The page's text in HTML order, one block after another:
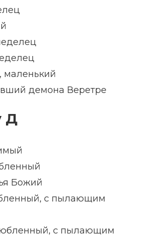
маленький
демона Веретре
Д
Божий
с пылающим
с пылающим